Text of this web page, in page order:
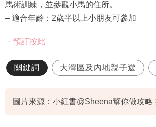
馬術訓練，並參觀小馬的住所。
– 適合年齡：2歲半以上小朋友可參加
－ 預訂按此
關鍵詞 大灣區及內地親子遊
圖片來源：小紅書@Sheena幫你做攻略